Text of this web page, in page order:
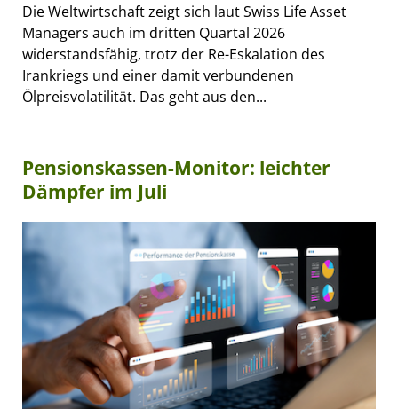
Die Weltwirtschaft zeigt sich laut Swiss Life Asset
Managers auch im dritten Quartal 2026
widerstandsfähig, trotz der Re-Eskalation des
Irankriegs und einer damit verbundenen
Ölpreisvolatilität. Das geht aus den...
Pensionskassen-Monitor: leichter
Dämpfer im Juli